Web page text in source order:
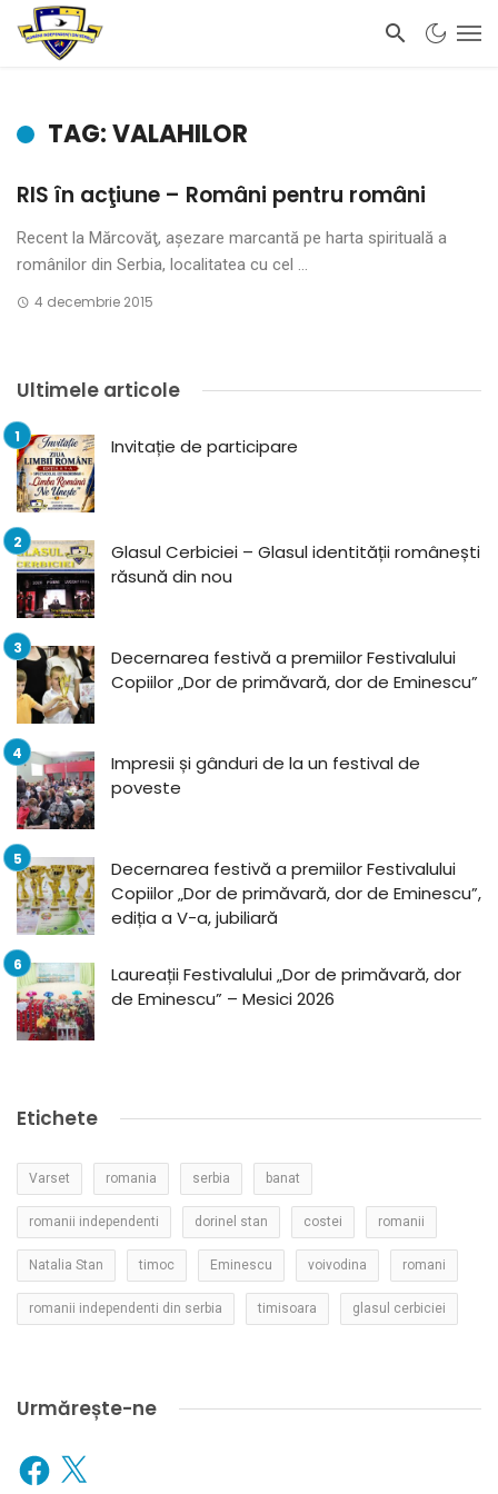
TAG: VALAHILOR
RIS în acţiune – Români pentru români
Recent la Mărcovăţ, aşezare marcantă pe harta spirituală a
românilor din Serbia, localitatea cu cel ...
4 decembrie 2015
Ultimele articole
Invitație de participare
Glasul Cerbiciei – Glasul identității românești
răsună din nou
Decernarea festivă a premiilor Festivalului
Copiilor „Dor de primăvară, dor de Eminescu”
Impresii și gânduri de la un festival de
poveste
Decernarea festivă a premiilor Festivalului
Copiilor „Dor de primăvară, dor de Eminescu”,
ediția a V-a, jubiliară
Laureații Festivalului „Dor de primăvară, dor
de Eminescu” – Mesici 2026
Etichete
Varset romania serbia banat
romanii independenti dorinel stan costei romanii
Natalia Stan timoc Eminescu voivodina romani
romanii independenti din serbia timisoara glasul cerbiciei
Urmărește-ne
Facebook
X